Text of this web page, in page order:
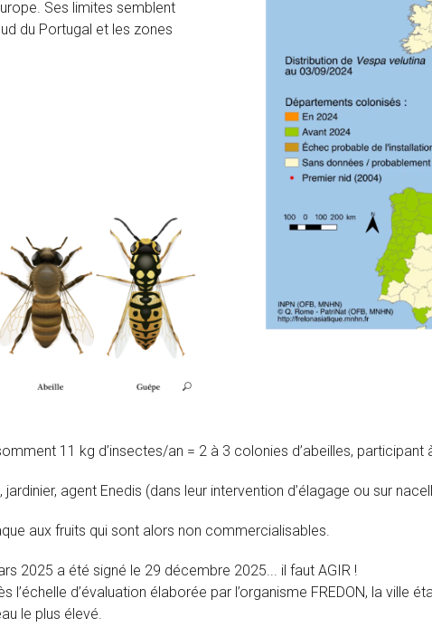
Ses limites semblent
du Portugal et les zones
11 kg d’insectes/an = 2 à 3 colonies d’abeilles, participant
agent Enedis (dans leur intervention d’élagage ou sur
aux fruits qui sont alors non commercialisables.
2025 a été signé le 29 décembre 2025... il faut AGIR !
l’échelle d’évaluation élaborée par l’organisme FREDON, la ville
le plus élevé.